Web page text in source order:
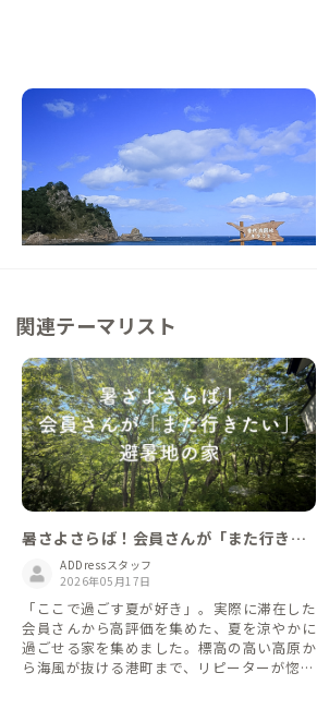
普代B邸
シェアハウス
【青の国ふだい】北緯40度東端にある、商
店街近くの人情あふれる家
この家からの距離 4km
関連テーマリスト
暑さよさらば！会員さんが「また行きた
い」避暑地の家
ADDressスタッフ
2026年05月17日
「ここで過ごす夏が好き」。実際に滞在した
会員さんから高評価を集めた、夏を涼やかに
過ごせる家を集めました。標高の高い高原か
ら海風が抜ける港町まで、リピーターが惚れ